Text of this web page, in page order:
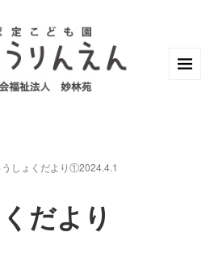
うしょくだより①2024.4.1
だより